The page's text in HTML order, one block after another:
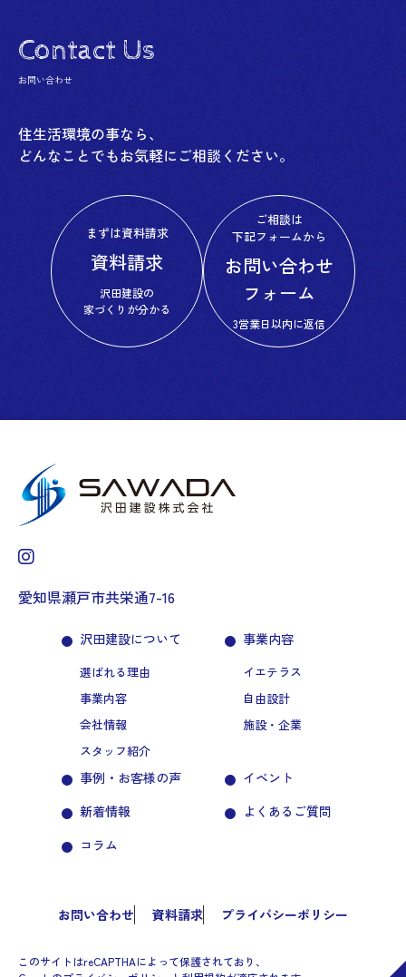
Contact Us
お問い合わせ
住生活環境の事なら、
どんなことでもお気軽にご相談ください。
まずは資料請求
資料請求
沢田建設の
家づくりが分かる
ご相談は
下記フォームから
お問い合わせ
フォーム
3営業日以内に返信
愛知県瀬戸市共栄通7-16
沢田建設について
選ばれる理由
事業内容
会社情報
スタッフ紹介
事業内容
イエテラス
自由設計
施設・企業
事例・お客様の声
新着情報
コラム
イベント
よくあるご質問
お問い合わせ 資料請求 プライバシーポリシー
このサイトはreCAPTHAによって保護されており、